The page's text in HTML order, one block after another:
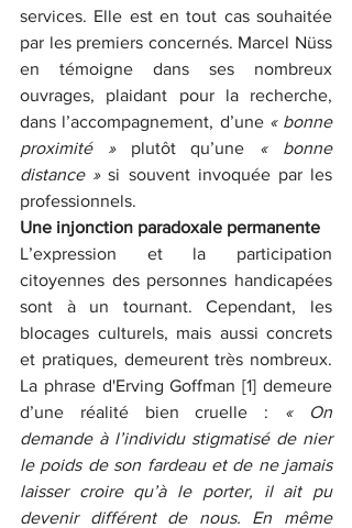
services. Elle est en tout cas souhaitée
par les premiers concernés. Marcel Nüss
en témoigne dans ses nombreux
ouvrages, plaidant pour la recherche,
dans l’accompagnement, d’une « bonne
proximité » plutôt qu’une « bonne
distance » si souvent invoquée par les
professionnels.
Une injonction paradoxale permanente
L’expression et la participation
citoyennes des personnes handicapées
sont à un tournant. Cependant, les
blocages culturels, mais aussi concrets
et pratiques, demeurent très nombreux.
La phrase d'Erving Goffman [1] demeure
d’une réalité bien cruelle : « On
demande à l’individu stigmatisé de nier
le poids de son fardeau et de ne jamais
laisser croire qu’à le porter, il ait pu
devenir différent de nous. En même